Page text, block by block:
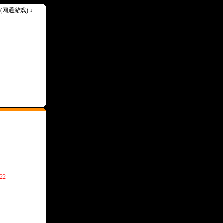
网通游戏) ↓